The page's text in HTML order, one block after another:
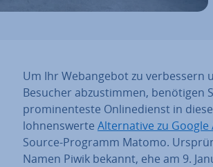
Um Ihr Web­an­ge­bot zu ver­bes­sern
Besucher ab­zu­stim­men, benötigen
pro­mi­nen­tes­te On­line­dienst in
loh­nens­wer­te Al­ter­na­ti­ve zu Google
Source-Programm Matomo.
Namen Piwik bekannt, ehe am 9.